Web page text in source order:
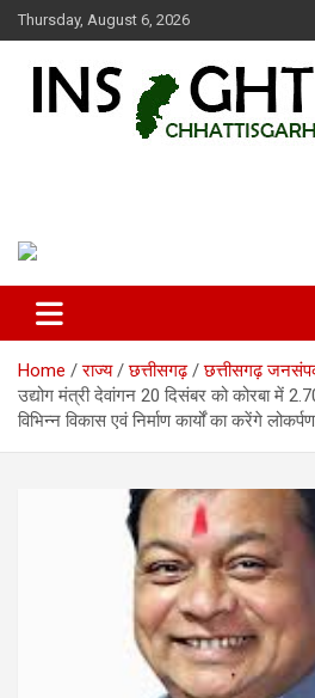
Skip
to
Thursday, August 6, 2026
Home राज्य छत्तीसगढ़
छत्तीसगढ़
उद्योग मंत्री देवांगन 20 दिसंबर को कोरबा में
विभिन्न विकास एवं निर्माण कार्यों का करेंगे